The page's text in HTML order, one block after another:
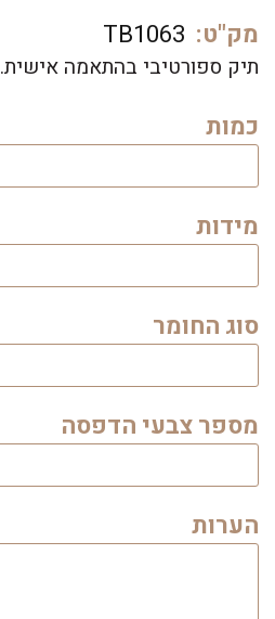
מק"ט: TB1063
תיק ספורטיבי בהתאמה אישית.
כמות
מידות
סוג החומר
מספר צבעי הדפסה
הערות